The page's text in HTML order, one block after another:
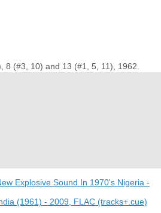
8 (#3, 10) and 13 (#1, 5, 11), 1962.
Explosive Sound In 1970's Nigeria -
(1961) - 2009, FLAC (tracks+.cue)